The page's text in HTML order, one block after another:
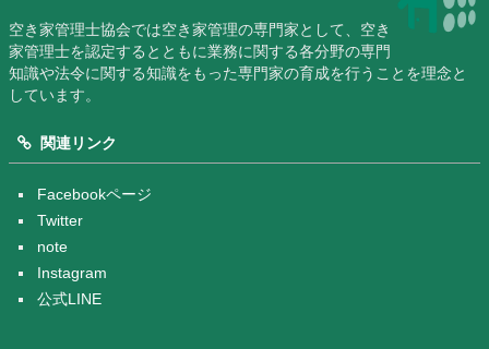
空き家管理士協会では空き家管理の専門家として、空き
家管理士を認定するとともに業務に関する各分野の専門
知識や法令に関する知識をもった専門家の育成を行うことを理念と
しています。
関連リンク
Facebookページ
Twitter
note
Instagram
公式LINE